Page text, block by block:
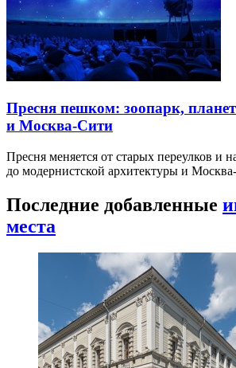
Пресня пешком: зоопарк,
и Москва-Сити
Пресня меняется от старых переулков и
до модернистской архитектуры и
Последние добавленные
места